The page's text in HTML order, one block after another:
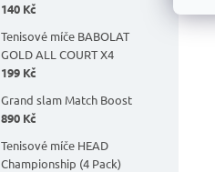
140 Kč
Tenisové míče BABOLAT
GOLD ALL COURT X4
199 Kč
Grand slam Match Boost
890 Kč
Tenisové míče HEAD
Championship (4 Pack)